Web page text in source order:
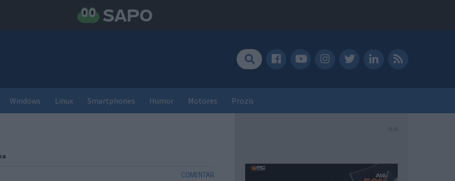
Windows Linux Smartphones Humor Motores Prozis
COMENTAR
PUB